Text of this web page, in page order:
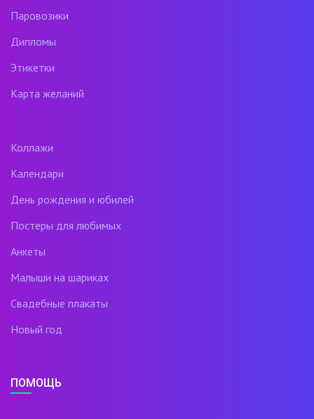
Паровозики
Дипломы
Этикетки
Карта желаний
Коллажи
Календари
День рождения и юбилей
Постеры для любимых
Анкеты
Малыши на шариках
Свадебные плакаты
Новый год
ПОМОЩЬ